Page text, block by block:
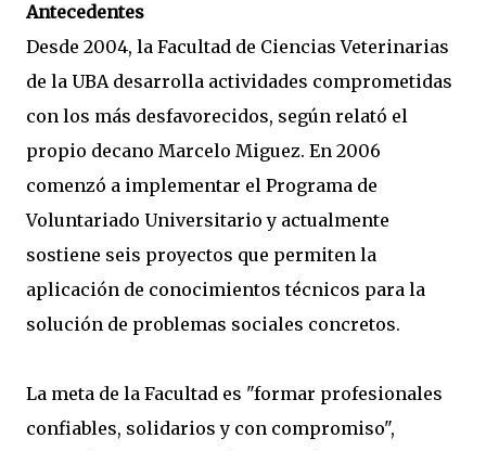
Antecedentes
Desde 2004, la Facultad de Ciencias Veterinarias
de la UBA desarrolla actividades comprometidas
con los más desfavorecidos, según relató el
propio decano Marcelo Miguez. En 2006
comenzó a implementar el Programa de
Voluntariado Universitario y actualmente
sostiene seis proyectos que permiten la
aplicación de conocimientos técnicos para la
solución de problemas sociales concretos.
La meta de la Facultad es "formar profesionales
confiables, solidarios y con compromiso",